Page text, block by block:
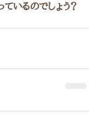
いるのでしょう？